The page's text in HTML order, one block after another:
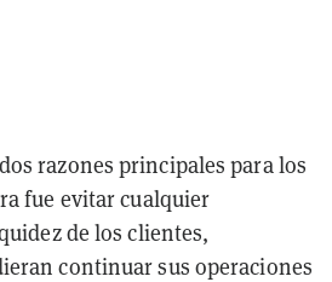
razones principales para los
fue evitar cualquier
de los clientes,
continuar sus operaciones